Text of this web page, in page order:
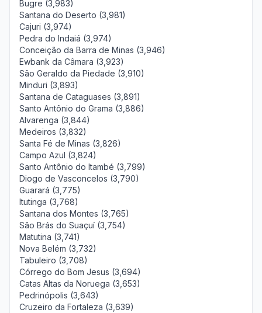
Bugre (3,983)
Santana do Deserto (3,981)
Cajuri (3,974)
Pedra do Indaiá (3,974)
Conceição da Barra de Minas (3,946)
Ewbank da Câmara (3,923)
São Geraldo da Piedade (3,910)
Minduri (3,893)
Santana de Cataguases (3,891)
Santo Antônio do Grama (3,886)
Alvarenga (3,844)
Medeiros (3,832)
Santa Fé de Minas (3,826)
Campo Azul (3,824)
Santo Antônio do Itambé (3,799)
Diogo de Vasconcelos (3,790)
Guarará (3,775)
Itutinga (3,768)
Santana dos Montes (3,765)
São Brás do Suaçuí (3,754)
Matutina (3,741)
Nova Belém (3,732)
Tabuleiro (3,708)
Córrego do Bom Jesus (3,694)
Catas Altas da Noruega (3,653)
Pedrinópolis (3,643)
Cruzeiro da Fortaleza (3,639)